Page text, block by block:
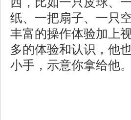
纸、一把扇子、一只
丰富的操作体验加上
多的体验和认识，他
小手，示意你拿给他。